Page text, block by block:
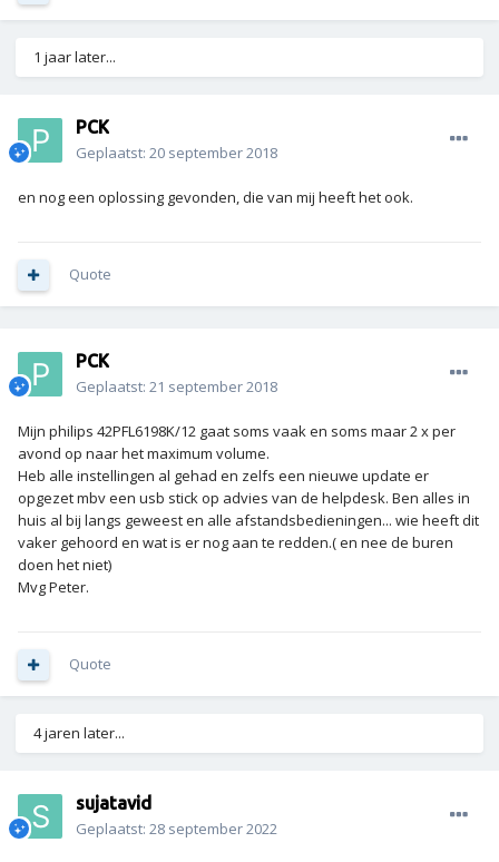
1 jaar later...
PCK
Geplaatst: 20 september 2018
en nog een oplossing gevonden, die van mij heeft het ook.
Quote
PCK
Geplaatst: 21 september 2018
Mijn philips 42PFL6198K/12 gaat soms vaak en soms maar 2 x per
avond op naar het maximum volume.
Heb alle instellingen al gehad en zelfs een nieuwe update er
opgezet mbv een usb stick op advies van de helpdesk. Ben alles in
huis al bij langs geweest en alle afstandsbedieningen... wie heeft dit
vaker gehoord en wat is er nog aan te redden.( en nee de buren
doen het niet)
Mvg Peter.
Quote
4 jaren later...
sujatavid
Geplaatst: 28 september 2022